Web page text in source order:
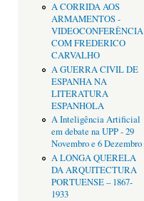
A CORRIDA AOS
ARMAMENTOS -
VIDEOCONFERÊNCIA
COM FREDERICO
CARVALHO
A GUERRA CIVIL DE
ESPANHA NA
LITERATURA
ESPANHOLA
A Inteligência Artificial
em debate na UPP - 29
Novembro e 6 Dezembro
A LONGA QUERELA
DA ARQUITECTURA
PORTUENSE – 1867-
1933